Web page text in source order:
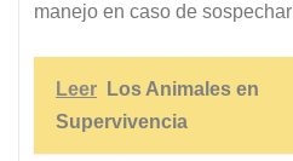
manejo en caso de
Leer
Los Animales en
Supervivencia